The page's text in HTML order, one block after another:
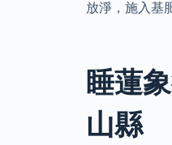
放淨，施入基
睡蓮
山縣